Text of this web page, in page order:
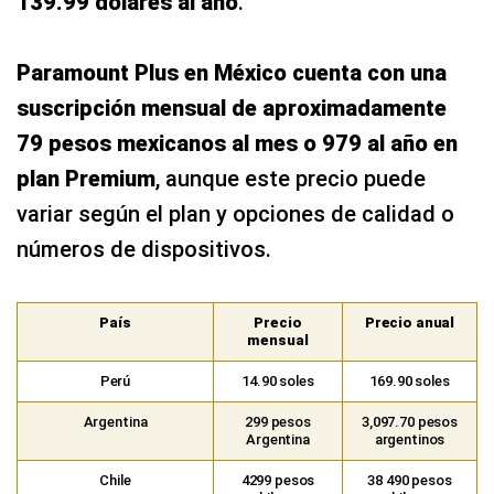
Paramount Plus en México cuenta con una
suscripción mensual de aproximadamente
79 pesos mexicanos al mes o 979 al año en
plan Premium, aunque este precio puede
variar según el plan y opciones de calidad o
números de dispositivos.
País
Precio
mensual
Precio anual
Perú 14.90 soles 169.90 soles
Argentina
299 pesos
Argentina
3,097.70 pesos
argentinos
Chile
4299 pesos
38 490 pesos